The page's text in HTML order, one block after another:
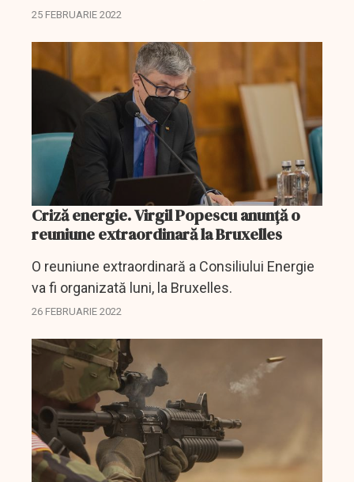
îngrijorător.
25 FEBRUARIE 2022
Criză energie. Virgil Popescu anunţă o
reuniune extraordinară la Bruxelles
O reuniune extraordinară a Consiliului Energie
va fi organizată luni, la Bruxelles.
26 FEBRUARIE 2022